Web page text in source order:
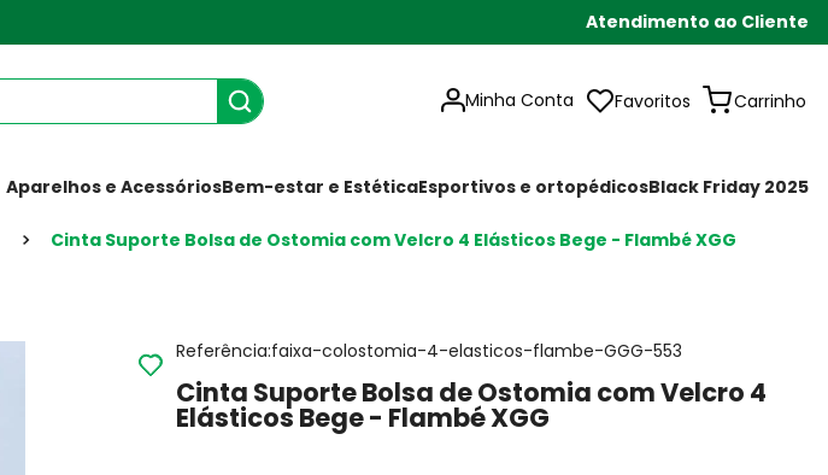
Atendimento ao Cliente
Minha Conta Favoritos
Aparelhos e AcessóriosBem-estar e EstéticaEsportivos e ortopédicosBlack Friday 2025
Cinta Suporte Bolsa de Ostomia com Velcro 4 Elásticos Bege - Flambé XGG
Referência:faixa-colostomia-4-elasticos-flambe-GGG-553
Cinta Suporte Bolsa de Ostomia com Velcro 4
Elásticos Bege - Flambé XGG